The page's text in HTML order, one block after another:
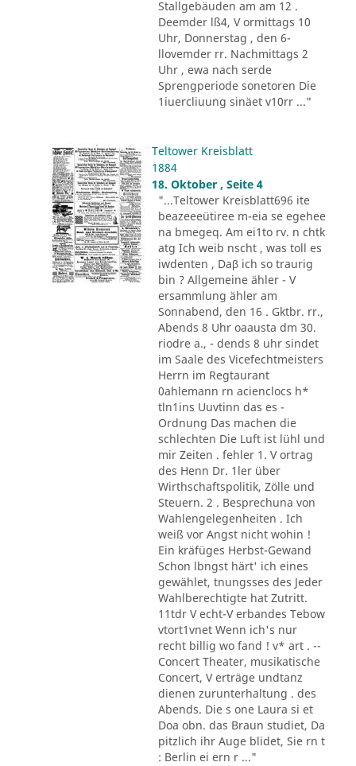
Stallgebäuden am am 12 .
Deemder lß4, V ormittags 10
Uhr, Donnerstag , den 6-
llovemder rr. Nachmittags 2
Uhr , ewa nach serde
Sprengperiode sonetoren Die
1iuercliuung sinäet v10rr ..."
Teltower Kreisblatt
1884
18. Oktober , Seite 4
"...Teltower Kreisblatt696 ite
beazeeeütiree m-eia se egehee
na bmegeq. Am ei1to rv. n chtk
atg Ich weib nscht , was toll es
iwdenten , Daβ ich so traurig
bin ? Allgemeine ähler - V
ersammlung ähler am
Sonnabend, den 16 . Gktbr. rr.,
Abends 8 Uhr oaausta dm 30.
riodre a., - dends 8 uhr sindet
im Saale des Vicefechtmeisters
Herrn im Regtaurant
0ahlemann rn acienclocs h*
tln1ins Uuvtinn das es -
Ordnung Das machen die
schlechten Die Luft ist lühl und
mir Zeiten . fehler 1. V ortrag
des Henn Dr. 1ler über
Wirthschaftspolitik, Zölle und
Steuern. 2 . Besprechuna von
Wahlengelegenheiten . Ich
weiß vor Angst nicht wohin !
Ein kräfüges Herbst-Gewand
Schon lbngst härt' ich eines
gewählet, tnungsses des Jeder
Wahlberechtigte hat Zutritt.
11tdr V echt-V erbandes Tebow
vtort1vnet Wenn ich's nur
recht billig wo fand ! v* art . --
Concert Theater, musikatische
Concert, V erträge undtanz
dienen zurunterhaltung . des
Abends. Die s one Laura si et
Doa obn. das Braun studiet, Da
pitzlich ihr Auge blidet, Sie rn t
: Berlin ei ern r ..."